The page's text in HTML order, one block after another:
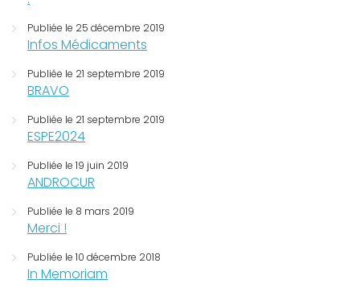
Publiée le 25 décembre 2019
Infos Médicaments
Publiée le 21 septembre 2019
BRAVO
Publiée le 21 septembre 2019
ESPE2024
Publiée le 19 juin 2019
ANDROCUR
Publiée le 8 mars 2019
Merci !
Publiée le 10 décembre 2018
In Memoriam